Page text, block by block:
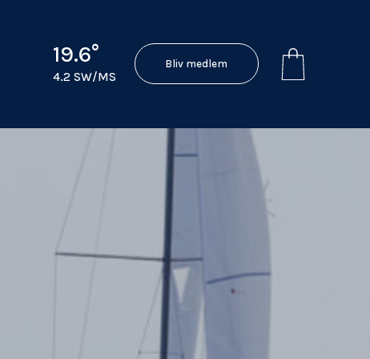
19.6°
4.2 SW/MS
Bliv medlem